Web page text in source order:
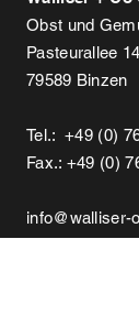
Obst und
Pasteurallee 14
79589 Binzen
Tel.:+49 (0)
Fax.: +49 (0)
info@walliser-